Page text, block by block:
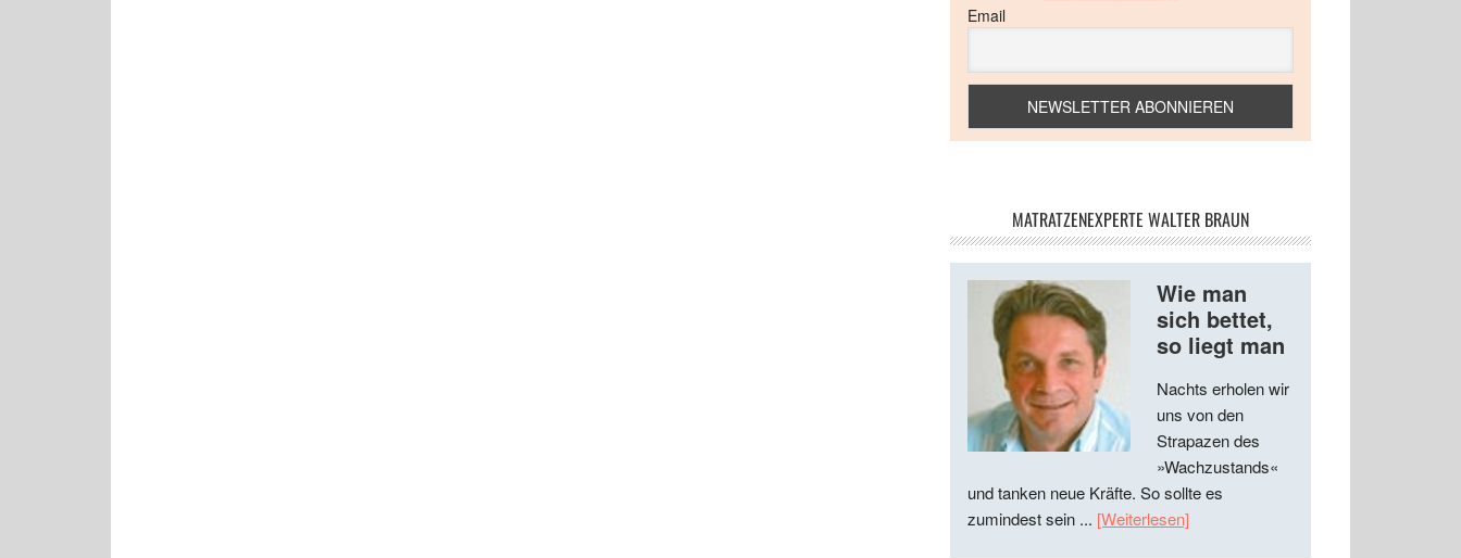
Email
MATRATZENEXPERTE WALTER BRAUN
Wie man
sich bettet,
so liegt man
Nachts erholen wir
uns von den
Strapazen des
»Wachzustands«
und tanken neue Kräfte. So sollte es
zumindest sein ... [Weiterlesen]